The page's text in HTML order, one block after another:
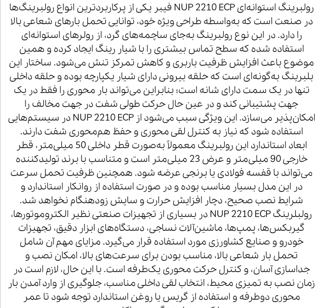
رولبرینگ استوانه‌ای NUP 2210 ECP فیبر یکی از پرکاربردترین انواع رولبرینگ‌ها
در صنعت است که به‌واسطه طراحی ویژه خود، توانایی تحمل بارهای شعاعی بالا
را دارد. در این نوع رولبرینگ به‌جای ساچمه‌های گرد، از رولرهای استوانه‌ای
استفاده شده که سطح تماس بیشتری را با شیار رینگ ایجاد کرده و همین
موضوع باعث افزایش ظرفیت باربری و کاهش تمرکز تنش می‌شود. ساختار این
بلبرینگ به‌گونه‌ای است که حلقه بیرونی دارای شیار یکپارچه بوده و حلقه داخلی
تنها در یک سمت دارای شانه است؛ بنابراین می‌تواند بار محوری را فقط در یک
جهت پشتیبانی کند و در عین حال حرکت طولی شفت در جهت مخالف را
امکان‌پذیر می‌سازد. این ویژگی سبب می‌شود از NUP 2210 ECP در سیستم‌هایی
استفاده شود که نیاز به کنترل لقی محوری و حفظ هم‌محوری شفت دارند.
ابعاد استاندارد این رولبرینگ معمولاً به‌صورت قطر داخلی 50 میلی‌متر، قطر
خارجی 90 میلی‌متر و عرض 23 میلی‌متر است و متناسب با برند تولیدکننده
می‌تواند با قفسه فولادی یا برنجی عرضه شود. همچنین ظرفیت تحمل سرعت
در این مدل بسیار مناسب بوده و در صورت استفاده از روانکار استاندارد و
شرایط نصب صحیح، دچار افزایش حرارت و سایش زودهنگام نخواهد شد.
رولبلرینگ NUP 2210 ECP در بسیاری از تجهیزات صنعتی نظیر الکتروموتورها،
گیربکس‌ها، پمپ‌ها، ماشین‌آلات نساجی، دستگاه‌های ابزار دقیق، تجهیزات
خودرو و صنایع کشاورزی مورد استفاده قرار می‌گیرد. مزایای مهم آن شامل
تحمل بار شعاعی بالا، مناسب بودن برای سرعت‌های بالا، امکان نصب و
جداسازی آسان، و کنترل حرکت محوری یک‌طرفه است. با این حال، لازم است در
زمان نصب به تمیزی محیط، انتخاب لقی داخلی مناسب، جلوگیری از وارد آمدن بار
محوری دوطرفه و استفاده از گریس یا روغن استاندارد توجه شود تا عمر